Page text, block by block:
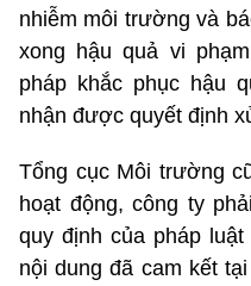
nhiễm môi trường và
xong hậu quả vi
pháp khắc phục hậu
nhận được quyết định
Tổng cục Môi trường
hoạt động, công ty
quy định của pháp
nội dung đã cam kết